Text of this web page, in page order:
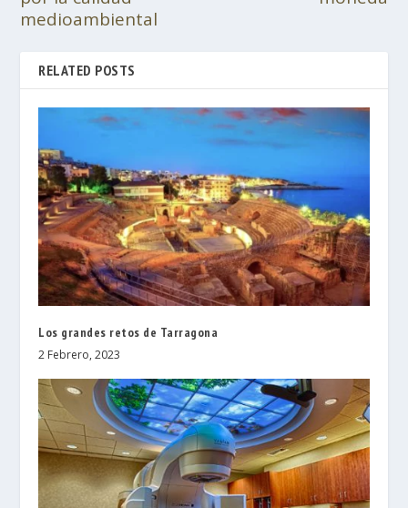
medioambiental
RELATED POSTS
Los grandes retos de Tarragona
2 Febrero, 2023